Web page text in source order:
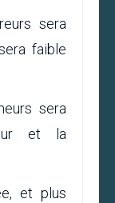
sera
faible
sera
et la
et plus